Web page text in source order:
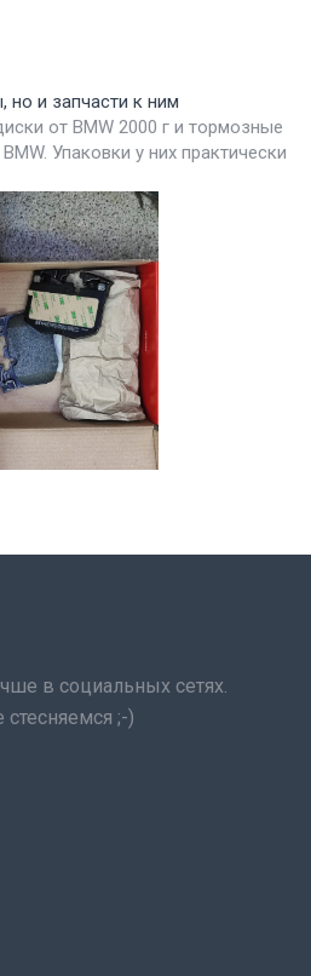
но и запчасти к ним
от BMW 2000 г и тормозные
Упаковки у них практически
в социальных сетях.
;-)